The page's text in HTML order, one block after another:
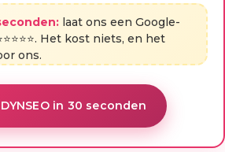
laat ons een Google-
Het kost niets, en het
ons.
DYNSEO in 30 seconden